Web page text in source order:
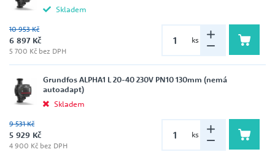
Skladem
10 953 Kč
6 897 Kč
5 700 Kč bez DPH
ks
Grundfos ALPHA1 L 20-40 230V PN10 130mm (nemá
autoadapt)
Skladem
9 531 Kč
5 929 Kč
4 900 Kč bez DPH
ks